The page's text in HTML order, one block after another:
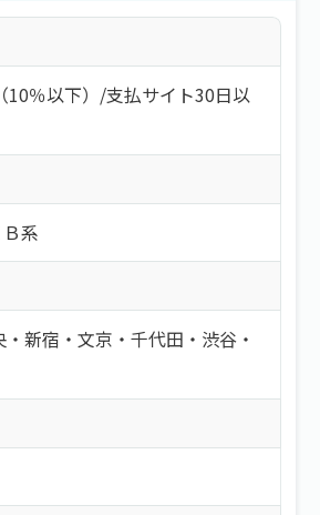
％以下） /支払サイト30日以
系
新宿・文京・千代田・渋谷・